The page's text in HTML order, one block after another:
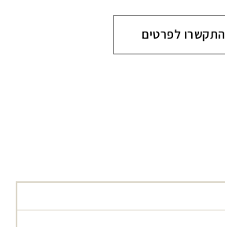
התקשרו לפרטים